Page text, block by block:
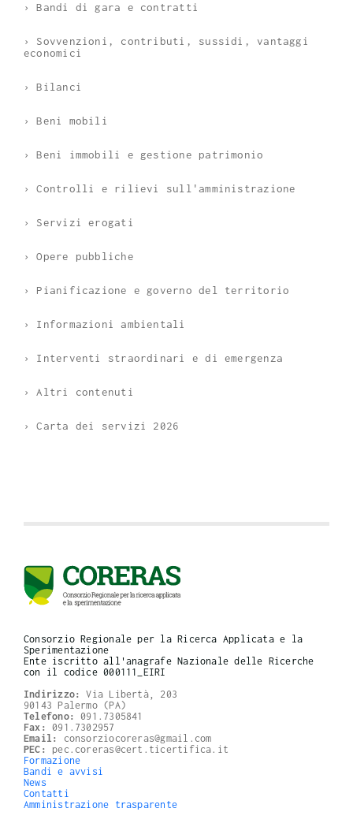
› Bandi di gara e contratti
› Sovvenzioni, contributi, sussidi, vantaggi
economici
› Bilanci
› Beni mobili
› Beni immobili e gestione patrimonio
› Controlli e rilievi sull'amministrazione
› Servizi erogati
› Opere pubbliche
› Pianificazione e governo del territorio
› Informazioni ambientali
› Interventi straordinari e di emergenza
› Altri contenuti
› Carta dei servizi 2026
Consorzio Regionale per la Ricerca Applicata e la
Sperimentazione
Ente iscritto all'anagrafe Nazionale delle Ricerche
con il codice 000111_EIRI
Indirizzo: Via Libertà, 203
90143 Palermo (PA)
Telefono: 091.7305841
Fax: 091.7302957
Email:
consorziocoreras@gmail.com
PEC:
pec.coreras@cert.ticertifica.it
Formazione
Bandi e avvisi
News
Contatti
Amministrazione trasparente